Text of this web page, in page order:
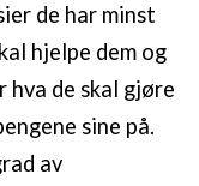
de har minst
hjelpe dem og
hva de skal gjøre
sine på.
av